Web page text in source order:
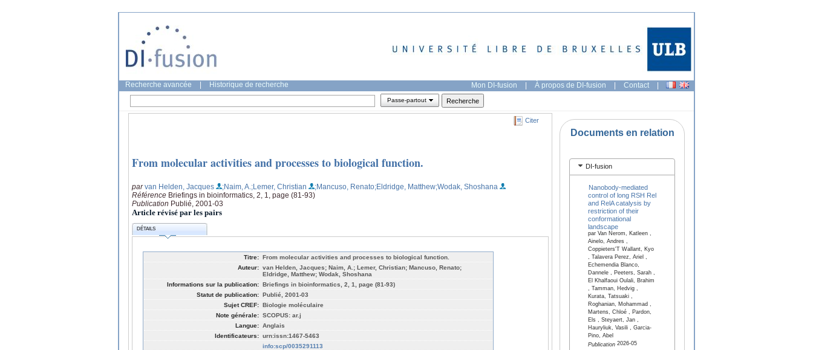
Recherche avancée Historique de recherche Mon DI-fusion | À propos de DI-fusion | Contact |
Passe-partout
Citer
From molecular activities and processes to biological function.
parvan Helden, Jacques ;Naim, A. ;Lemer, Christian ;Mancuso, Renato;Eldridge, Matthew;Wodak, Shoshana
Référence Briefings in bioinformatics, 2, 1, page (81-93)
Publication Publié, 2001-03
Article révisé par les pairs
DÉTAILS
Titre: From molecular activities and processes to biological function.
Auteur: van Helden, Jacques; Naim, A.; Lemer, Christian; Mancuso, Renato;
Eldridge, Matthew; Wodak, Shoshana
Informations sur la publication: Briefings in bioinformatics, 2, 1, page (81-93)
Statut de publication: Publié, 2001-03
Sujet CREF: Biologie moléculaire
Note générale: SCOPUS: ar.j
Langue: Anglais
Identificateurs: urn:issn:1467-5463
info:scp/0035291113
Documents en relation
DI-fusion
Nanobody-mediated
control of long RSH Rel
and RelA catalysis by
restriction of their
conformational
landscape
par Van Nerom, Katleen ,
Ainelo, Andres ,
Coppieters'T Wallant, Kyo
, Talavera Perez, Ariel ,
Echemendia Blanco,
Dannele , Peeters, Sarah ,
El Khalfaoui Oulali, Brahim
, Tamman, Hedvig ,
Kurata, Tatsuaki ,
Roghanian, Mohammad ,
Martens, Chloé , Pardon,
Els , Steyaert, Jan ,
Hauryliuk, Vasili , Garcia-
Pino, Abel
Publication2026-05